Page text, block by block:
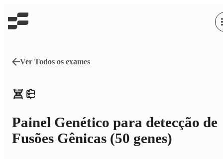
Ver Todos os exames
Painel Genético para detecção de
Fusões Gênicas (50 genes)